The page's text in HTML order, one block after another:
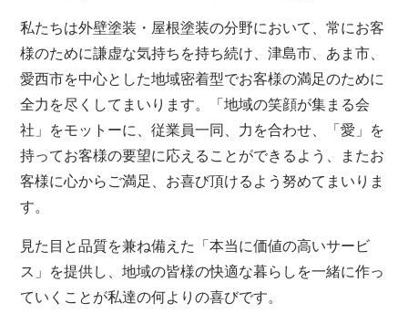
私たちは外壁塗装・屋根塗装の分野において、常にお客
様のために謙虚な気持ちを持ち続け、津島市、あま市、
愛西市を中心とした地域密着型でお客様の満足のために
全力を尽くしてまいります。「地域の笑顔が集まる会
社」をモットーに、従業員一同、力を合わせ、「愛」を
持ってお客様の要望に応えることができるよう、またお
客様に心からご満足、お喜び頂けるよう努めてまいりま
す。
見た目と品質を兼ね備えた「本当に価値の高いサービ
ス」を提供し、地域の皆様の快適な暮らしを一緒に作っ
ていくことが私達の何よりの喜びです。